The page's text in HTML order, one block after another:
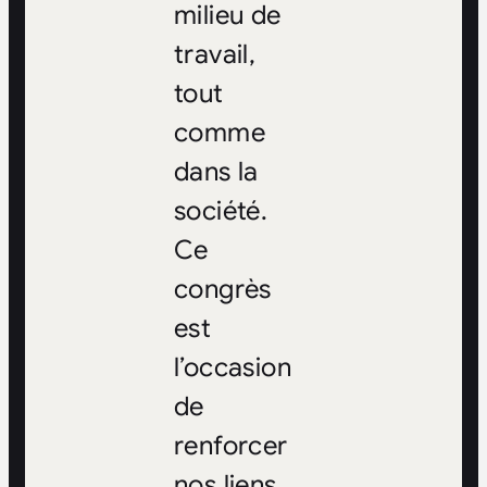
milieu de
travail,
tout
comme
dans la
société.
Ce
congrès
est
l’occasion
de
renforcer